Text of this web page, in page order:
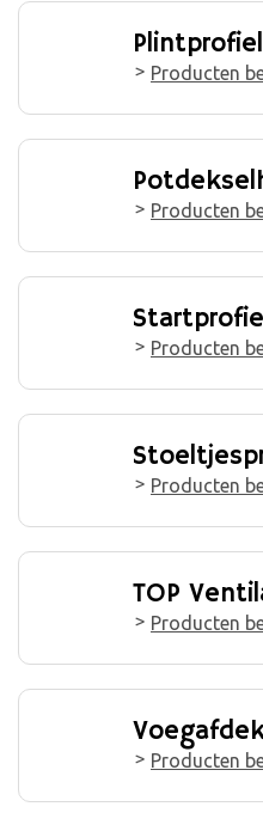
Producten
Producten
Producten
Producten
TOP
Producten
Producten